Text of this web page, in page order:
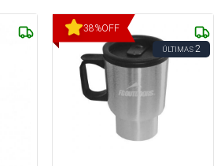
38%OFF
ÚLTIMAS2